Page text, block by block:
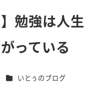
勉強は人生
っている
カテゴリー
いとぅのブログ